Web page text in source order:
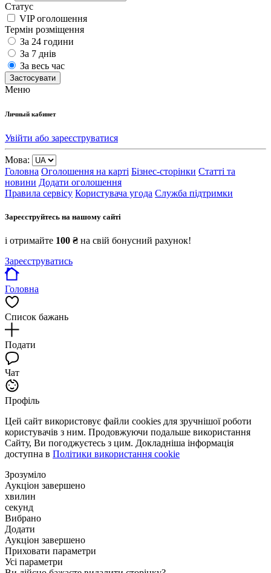
Статус
VIP оголошення
Термін розміщення
За 24 години
За 7 днів
За весь час
Застосувати
Меню
Личный кабинет
Увійти або зареєструватися
Мова:
Головна Оголошення на карті Бізнес-сторінки Статті та
новини Додати оголошення
Правила сервісу Користувача угода Служба підтримки
Зареєструйтесь на нашому сайті
і отримайте 100 ₴ на свій бонусний рахунок!
Зареєструватись
Головна
Список бажань
Подати
Чат
Профіль
Цей сайт використовує файли cookies для зручнішої роботи
користувачів з ним. Продовжуючи подальше використання
Сайту, Ви погоджуєтесь з цим. Докладніша інформація
доступна в Політики використання cookie
Зрозуміло
Аукціон завершено
хвилин
секунд
Вибрано
Додати
Аукціон завершено
Приховати параметри
Усі параметри